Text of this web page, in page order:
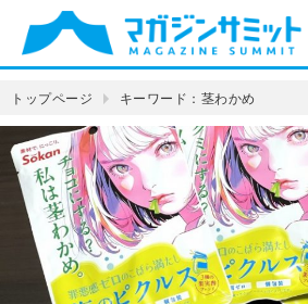
トップページ キーワード：茎わかめ